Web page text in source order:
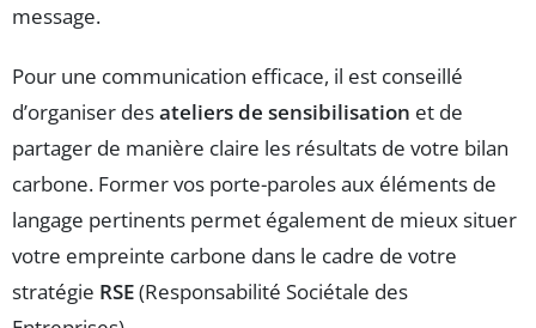
message.
Pour une communication efficace, il est conseillé
d’organiser desateliers de sensibilisation et de
partager de manière claire les résultats de votre bilan
carbone. Former vos porte-paroles aux éléments de
langage pertinents permet également de mieux situer
votre empreinte carbone dans le cadre de votre
stratégie RSE(Responsabilité Sociétale des